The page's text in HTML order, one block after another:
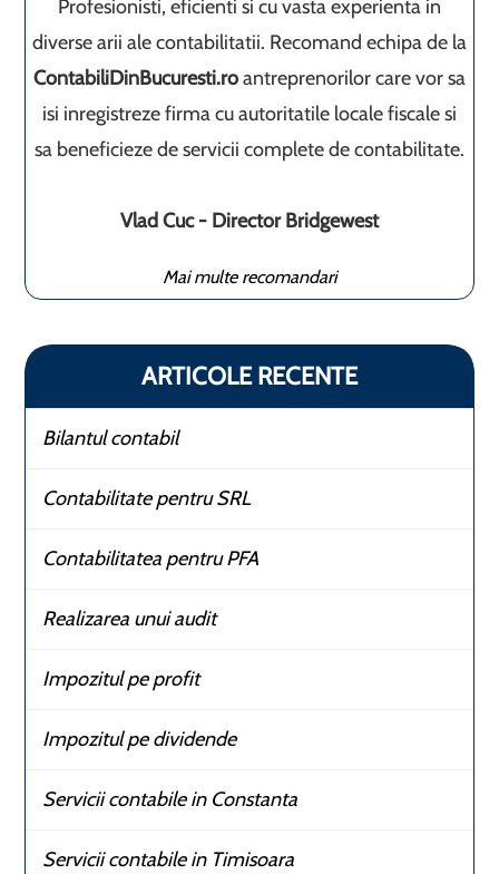
Profesionisti, eficienti si cu vasta experienta in
diverse arii ale contabilitatii. Recomand echipa de la
ContabiliDinBucuresti.roantreprenorilor care vor sa
isi inregistreze firma cu autoritatile locale fiscale si
sa beneficieze de servicii complete de contabilitate.
Vlad Cuc - Director Bridgewest
Mai multe recomandari
ARTICOLE RECENTE
Bilantul contabil
Contabilitate pentru SRL
Contabilitatea pentru PFA
Realizarea unui audit
Impozitul pe profit
Impozitul pe dividende
Servicii contabile in Constanta
Servicii contabile in Timisoara